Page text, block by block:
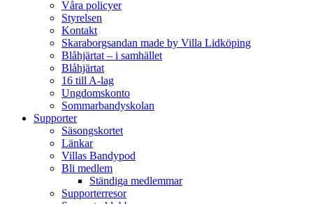
Våra policyer
Styrelsen
Kontakt
Skaraborgsandan made by Villa Lidköping
Blåhjärtat – i samhället
Blåhjärtat
16 till A-lag
Ungdomskonto
Sommarbandyskolan
Supporter
Säsongskortet
Länkar
Villas Bandypod
Bli medlem
Ständiga medlemmar
Supporterresor